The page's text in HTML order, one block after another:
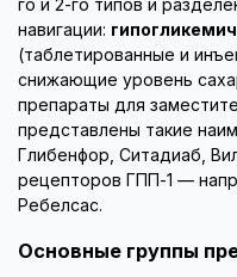
го и 2-го типов и
навигации:
(таблетированные и
снижающие уровень
препараты для
представлены такие
Глибенфор, Ситадиаб,
рецепторов ГПП-1 —
Ребелсас.
Основные группы